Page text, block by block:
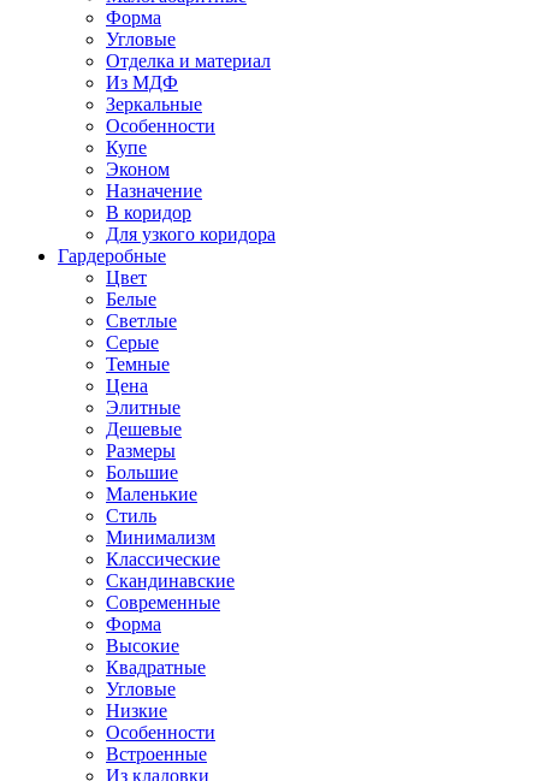
Форма
Угловые
Отделка и материал
Из МДФ
Зеркальные
Особенности
Купе
Эконом
Назначение
В коридор
Для узкого коридора
Гардеробные
Цвет
Белые
Светлые
Серые
Темные
Цена
Элитные
Дешевые
Размеры
Большие
Маленькие
Стиль
Минимализм
Классические
Скандинавские
Современные
Форма
Высокие
Квадратные
Угловые
Низкие
Особенности
Встроенные
Из кладовки